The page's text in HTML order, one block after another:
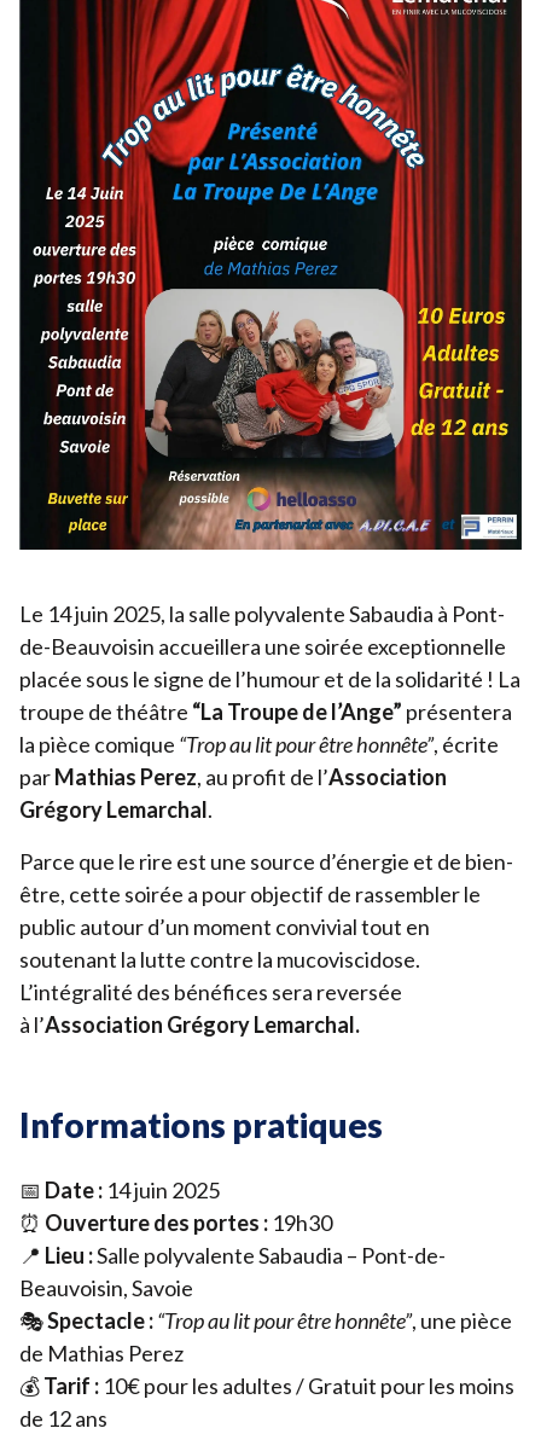
Devenir bénévole
Organiser un événement
Pour les écoles
Legs & Assurance-vie
Lancer une collecte
Devenir partenaire
Le 14juin 2025, la salle polyvalente Sabaudia à Pont-
de-Beauvoisin accueillera une soirée exceptionnelle
placée sous le signe de l’humour et de la solidarité ! La
troupe de théâtre “La Troupe de l’Ange” présentera
la pièce comique “Trop au lit pour être honnête”, écrite
parMathias Perez, au profit de l’Association
Grégory Lemarchal.
Parce que le rire est une source d’énergie et de bien-
être, cette soirée a pour objectif de rassembler le
public autour d’un moment convivial tout en
soutenant la lutte contre la mucoviscidose.
L’intégralité des bénéfices sera reversée
à l’Association Grégory Lemarchal.
Informations pratiques
📅 Date : 14juin 2025
⏰ Ouverture des portes : 19h30
📍 Lieu :Salle polyvalente Sabaudia – Pont-de-
Beauvoisin, Savoie
🎭Spectacle :“Trop au lit pour être honnête”, une pièce
de Mathias Perez
💰Tarif : 10€ pour les adultes / Gratuit pour les moins
de 12ans